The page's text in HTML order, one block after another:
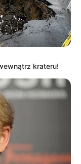
#1orazBatman:
krateru!